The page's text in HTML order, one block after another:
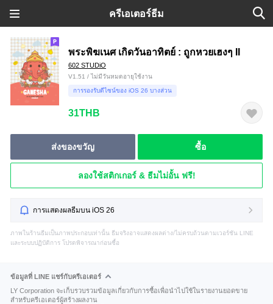
ครีเอเตอร์ธีม
พระพิฆเนศ เกิดวันอาทิตย์ : ถูกหวยเฮงๆ II
602 STUDiO
V1.51 / ไม่มีวันหมดอายุใช้งาน
การรองรับดีไซน์ของ iOS 26 บางส่วน
31THB
ส่งของขวัญ ซื้อ
ลองใช้สติกเกอร์ & ธีมไม่อั้น ฟรี!
การแสดงผลธีมบน iOS 26
ภาพในร้านธีมเป็นภาพประกอบเท่านั้น ธีมจริงอาจแสดงผลต่าง/ไม่ครบถ้วนตามเวอร์ชัน LINE
และระบบปฏิบัติการ โปรดพิจารณาก่อนซื้อ
ข้อมูลที่ LINE แชร์กับครีเอเตอร์
LY Corporation จะเก็บรวบรวมข้อมูลเกี่ยวกับการซื้อเพื่อนำไปใช้ในรายงานยอดขาย
สำหรับครีเอเตอร์ผู้สร้างผลงาน